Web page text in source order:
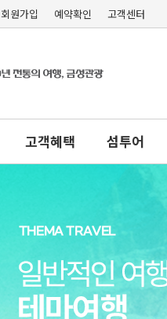
회원가입 예약확인 고객센터
고객혜택 섬투어